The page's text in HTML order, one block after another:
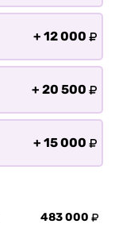
+ 12 000
+ 20 500
+ 15 000
483 000